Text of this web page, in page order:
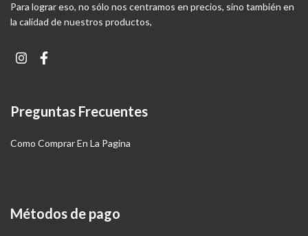
Para lograr eso, no sólo nos centramos en precios, sino también en
la calidad de nuestros productos,
Preguntas Frecuentes
Como Comprar En La Pagina
Métodos de pago